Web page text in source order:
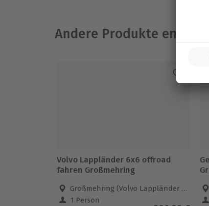
Andere Produkte
Volvo Lappländer 6x6 offroad
fahren Großmehring
Großmehring (Volvo Lappländer 6x6)
1 Person